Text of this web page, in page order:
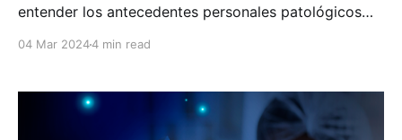
entender los antecedentes personales patológicos
atención. En este artículo te explicamos cuáles son
los antecedentes que se deben tomar en
04 Mar 20244 min read